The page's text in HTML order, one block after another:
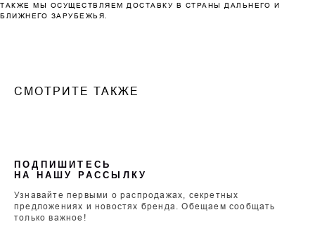
ТАКЖЕ МЫ ОСУЩЕСТВЛЯЕМ ДОСТАВКУ В СТРАНЫ ДАЛЬНЕГО И
БЛИЖНЕГО ЗАРУБЕЖЬЯ.
СМОТРИТЕ ТАКЖЕ
ПОДПИШИТЕСЬ
НА НАШУ РАССЫЛКУ
Узнавайте первыми о распродажах, секретных
предложениях и новостях бренда. Обещаем сообщать
только важное!